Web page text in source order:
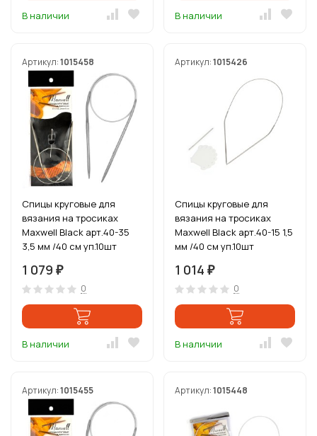
В наличии В наличии
Артикул:1015458
Спицы круговые для
вязания на тросиках
Maxwell Black арт.40-35
3,5 мм /40 см уп.10шт
1 079 ₽
0
В наличии
Артикул:1015426
Спицы круговые для
вязания на тросиках
Maxwell Black арт.40-15 1,5
мм /40 см уп.10шт
1 014 ₽
0
В наличии
Артикул:1015455 Артикул:1015448